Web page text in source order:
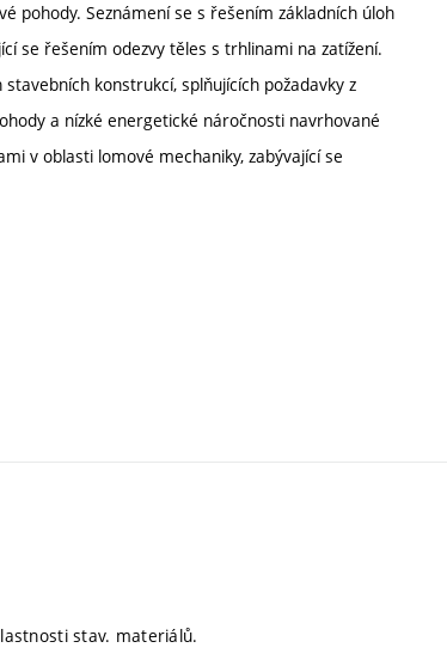
pohody. Seznámení se s řešením základních úloh
se řešením odezvy těles s trhlinami na zatížení.
konstrukcí, splňujících požadavky z
a nízké energetické náročnosti navrhované
v oblasti lomové mechaniky, zabývající se
stav. materiálů.